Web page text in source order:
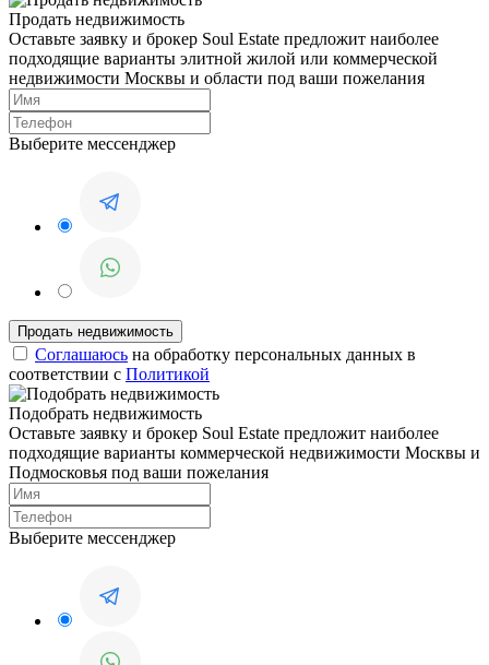
Продать недвижимость
Оставьте заявку и брокер Soul Estate предложит наиболее
подходящие варианты элитной жилой или коммерческой
недвижимости Москвы и области под ваши пожелания
Выберите мессенджер
Соглашаюсь на обработку персональных данных в
соответствии с Политикой
Подобрать недвижимость
Оставьте заявку и брокер Soul Estate предложит наиболее
подходящие варианты коммерческой недвижимости Москвы и
Подмосковья под ваши пожелания
Выберите мессенджер